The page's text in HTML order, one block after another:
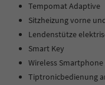
Tempomat Adaptive
Sitzheizung vorne
Lendenstütze
Smart Key
Wireless Smartphone
Tiptronicbedienung